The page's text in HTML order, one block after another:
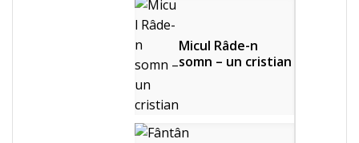
Micul Râde-n
somn – un cristian